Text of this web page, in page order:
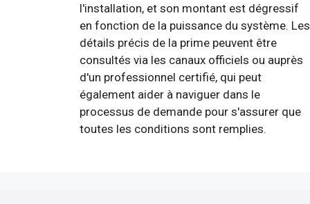
l'installation, et son montant est dégressif
en fonction de la puissance du système. Les
détails précis de la prime peuvent être
consultés via les canaux officiels ou auprès
d'un professionnel certifié, qui peut
également aider à naviguer dans le
processus de demande pour s'assurer que
toutes les conditions sont remplies.